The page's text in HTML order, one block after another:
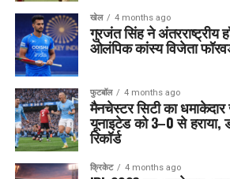
खेल 4 months ago
गुरजंत सिंह ने अंतरराष्ट्रीय
ओलंपिक कांस्य विजेता
फुटबॉल 4 months ago
मैनचेस्टर सिटी का
यूनाइटेड को 3–0 से हराया,
रिकॉर्ड
क्रिकेट 4 months ago